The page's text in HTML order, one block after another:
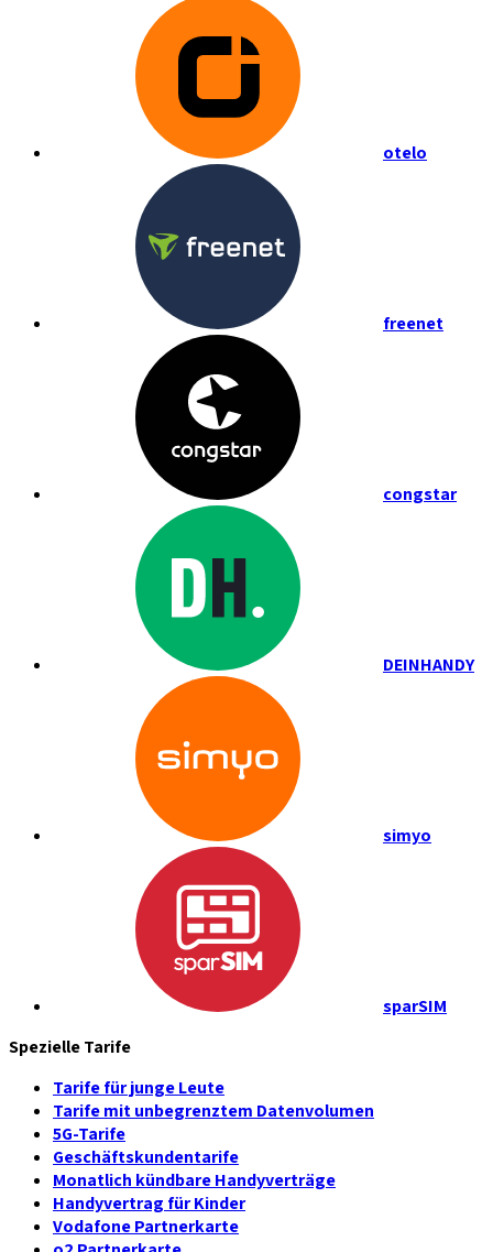
otelo
freenet
congstar
DEINHANDY
simyo
sparSIM
Spezielle Tarife
Tarife für junge Leute
Tarife mit unbegrenztem Datenvolumen
5G-Tarife
Geschäftskundentarife
Monatlich kündbare Handyverträge
Handyvertrag für Kinder
Vodafone Partnerkarte